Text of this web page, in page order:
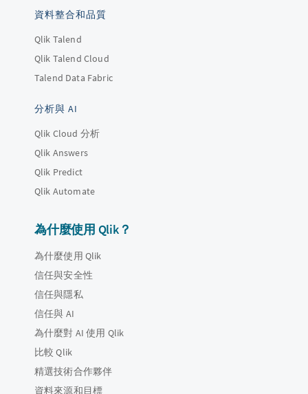
資料整合和品質
Qlik Talend
Qlik Talend Cloud
Talend Data Fabric
分析與 AI
Qlik Cloud 分析
Qlik Answers
Qlik Predict
Qlik Automate
為什麼使用 Qlik？
為什麼使用 Qlik
信任與安全性
信任與隱私
信任與 AI
為什麼對 AI 使用 Qlik
比較 Qlik
精選技術合作夥伴
資料來源和目標